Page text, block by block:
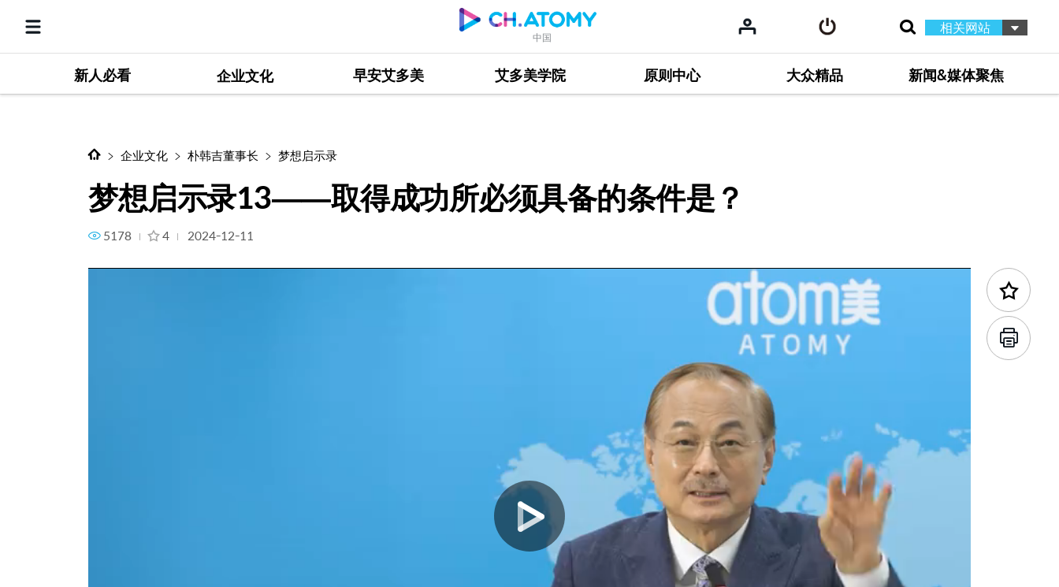
中国 相关网站
新人必看 企业文化 早安艾多美 艾多美学院 原则中心 大众精品 新闻&媒体聚焦
梦想启示录13——取得成功所必须具备的条件是？
企业文化 朴韩吉董事长 梦想启示录
梦想启示录13——取得成功所必须具备的条件是？
5178 4 2024-12-11